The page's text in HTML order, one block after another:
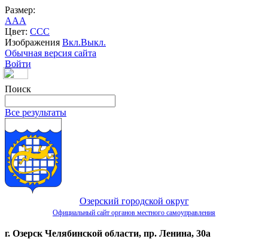
Размер:
AAA
Цвет: CCC
Изображения Вкл.Выкл.
Обычная версия сайта
Войти
Поиск
Все результаты
Озерский городской округ
Официальный сайт органов местного самоуправления
г. Озерск Челябинской области, пр. Ленина, 30а